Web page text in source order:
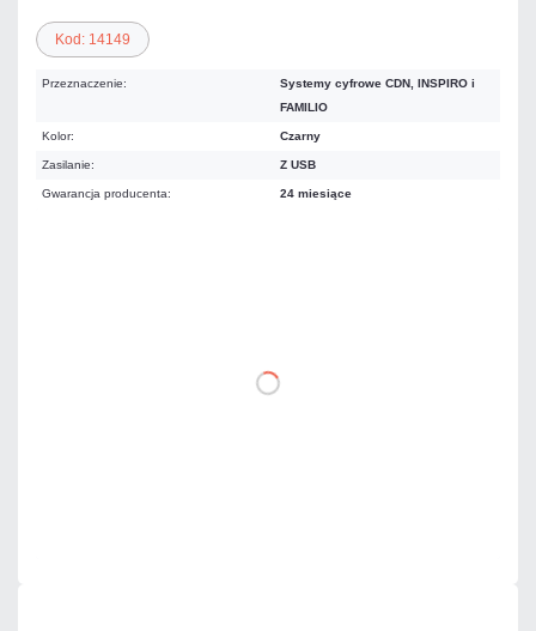
Kod: 14149
Przeznaczenie:
Systemy cyfrowe CDN, INSPIRO i
FAMILIO
Kolor: Czarny
Zasilanie: Z USB
Gwarancja producenta: 24 miesiące
DO KOSZYKA